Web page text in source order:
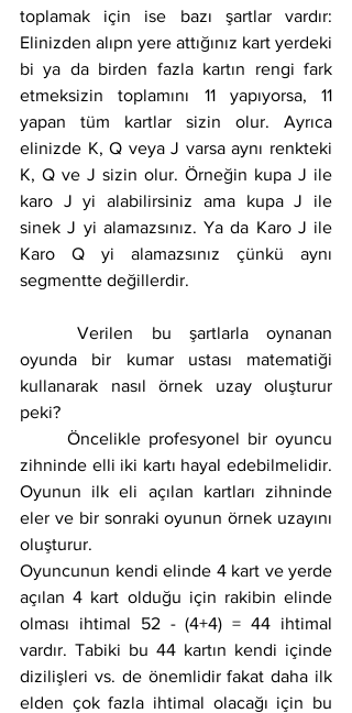
toplamak için ise bazı şartlar vardır:
Elinizden alıpn yere attığınız kart yerdeki
bi ya da birden fazla kartın rengi fark
etmeksizin toplamını 11 yapıyorsa, 11
yapan tüm kartlar sizin olur. Ayrıca
elinizde K, Q veya J varsa aynı renkteki
K, Q ve J sizin olur. Örneğin kupa J ile
karo J yi alabilirsiniz ama kupa J ile
sinek J yi alamazsınız. Ya da Karo J ile
Karo Q yi alamazsınız çünkü aynı
segmentte değillerdir.
	Verilen bu şartlarla oynanan
oyunda bir kumar ustası matematiği
kullanarak nasıl örnek uzay oluşturur
peki?
zihninde elli iki kartı hayal edebilmelidir.
Oyunun ilk eli açılan kartları zihninde
eler ve bir sonraki oyunun örnek uzayını
oluşturur.
Oyuncunun kendi elinde 4 kart ve yerde
açılan 4 kart olduğu için rakibin elinde
olması ihtimal 52 - (4+4) = 44 ihtimal
vardır. Tabiki bu 44 kartın kendi içinde
dizilişleri vs. de önemlidir fakat daha ilk
elden çok fazla ihtimal olacağı için bu